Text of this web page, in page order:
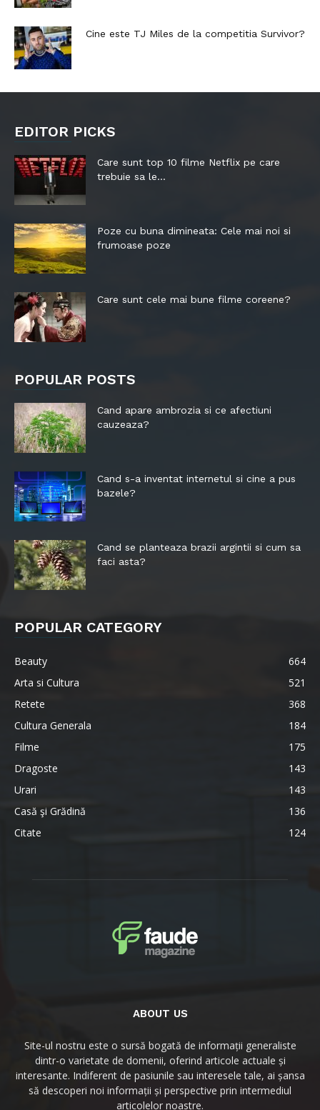
Cine este TJ Miles de la competitia Survivor?
EDITOR PICKS
Care sunt top 10 filme Netflix pe care
trebuie sa le...
Poze cu buna dimineata: Cele mai noi si
frumoase poze
Care sunt cele mai bune filme coreene?
POPULAR POSTS
Cand apare ambrozia si ce afectiuni
cauzeaza?
Cand s-a inventat internetul si cine a pus
bazele?
Cand se planteaza brazii argintii si cum sa
faci asta?
POPULAR CATEGORY
Beauty
664
Arta si Cultura
521
Retete
368
Cultura Generala
184
Filme
175
Dragoste
143
Urari
143
Casă şi Grădină
136
Citate
124
ABOUT US
Site-ul nostru este o sursă bogată de informații generaliste
dintr-o varietate de domenii, oferind articole actuale și
interesante. Indiferent de pasiunile sau interesele tale, ai șansa
să descoperi noi informații și perspective prin intermediul
articolelor noastre.